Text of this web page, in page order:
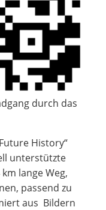
durch das
History“
unterstützte
lange Weg,
passend zu
aus Bildern